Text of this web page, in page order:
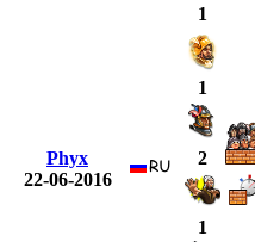
1
Phyx
22-06-2016
1
2
1